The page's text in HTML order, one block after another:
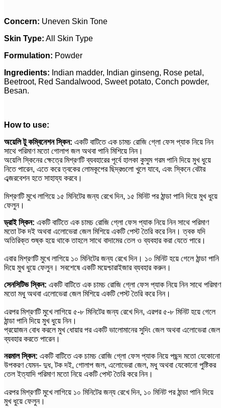
Concern: Uneven Skin Tone
Skin Type: All Skin Type
Formulation: Powder
Ingredients: Indian madder, Indian ginseng, Rose petal,
Beetroot, Red Sandalwood, Sweet potato, Conch powder,
Besan.
How to use:
অয়েলি টু কম্বিনেশন স্কিন: একটি বাটিতে এক চামচ রোজি গ্লো ফেস প্যাক নিয়ে নিন
সাথে পরিমাণ মতো গোলাপ জল অথবা পানি মিশিয়ে নিন।
অয়েলি স্কিনের ক্ষেত্রে মিশ্রণটি ব্যবহারের পূর্বে হালকা কুসুম গরম পানি দিয়ে মুখ ধুয়ে
নিতে পারেন, এতে করে ত্বকের লোমকূপের ছিদ্রগুলো খুলে যাবে, এবং স্কিনে বেটার
এব্জরবেশন হতে সাহায্য করবে।
মিশ্রণটি মুখে লাগিয়ে ১৫ মিনিটের জন্য রেখে দিন, ১৫ মিনিট পর ঠান্ডা পানি দিয়ে মুখ ধুয়ে
ফেলুন।
ড্রাই স্কিন: একটি বাটিতে এক চামচ রোজি গ্লো ফেস প্যাক নিয়ে নিন সাথে পরিমাণ
মতো টক দই অথবা এলোভেরা জেল মিশিয়ে একটি পেস্ট তৈরি করে নিন। ত্বক যদি
অতিরিক্ত শুষ্ক হয়ে থাকে তাহলে সাথে বাদামের তেল ও ব্যবহার করা যেতে পারে।
এবার মিশ্রণটি মুখে লাগিয়ে ১০ মিনিটের জন্য রেখে দিন। ১০ মিনিট হয়ে গেলে ঠান্ডা পানি
দিয়ে মুখ ধুয়ে ফেলুন। সবশেষে একটি ময়েশ্চারাইজার ব্যবহার করুন।
সেনসিটিভ স্কিন: একটি বাটিতে এক চামচ রোজি গ্লো ফেস প্যাক নিয়ে নিন সাথে পরিমাণ
মতো মধু অথবা এলোভেরা জেল মিশিয়ে একটি পেস্ট তৈরি করে নিন।
এরপর মিশ্রণটি মুখে লাগিয়ে ৫-৮ মিনিটের জন্য রেখে দিন, এরপর ৫-৮ মিনিট হয়ে গেলে
ঠান্ডা পানি দিয়ে মুখ ধুয়ে নিন।
প্রয়োজন বোধ করলে মুখ ধোয়ার পর একটি ভালোমানের সুদিং জেল অথবা এলোভেরা জেল
ব্যবহার করতে পারেন।
নরমাল স্কিন: একটি বাটিতে এক চামচ রোজি গ্লো ফেস প্যাক নিয়ে পছন্দ মতো যেকোনো
উপকরণ যেমন- দুধ, টক দই, গোলাপ জল, এলোভেরা জেল, মধু অথবা যেকোনো পুষ্টিকর
তেল ইত্যাদি পরিমাণ মতো নিয়ে একটি পেস্ট তৈরি করে নিন।
এরপর মিশ্রণটি মুখে লাগিয়ে ১০ মিনিটের জন্য রেখে দিন, ১০ মিনিট পর ঠান্ডা পানি দিয়ে
মুখ ধুয়ে ফেলুন।